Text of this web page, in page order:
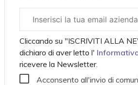
aziendale
Cliccando su "ISCRIVITI ALLA
dichiaro di aver letto l'
ricevere la Newsletter.
Acconsento all'invio di